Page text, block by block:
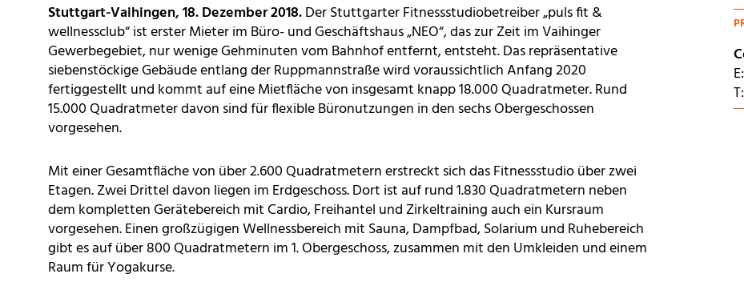
Stuttgart-Vaihingen, 18. Dezember 2018.Der Stuttgarter Fitnessstudiobetreiber „puls fit &
wellnessclub“ ist erster Mieter im Büro- und Geschäftshaus „NEO“, das zur Zeit im Vaihinger
Gewerbegebiet, nur wenige Gehminuten vom Bahnhof entfernt, entsteht. Das repräsentative
siebenstöckige Gebäude entlang der Ruppmannstraße wird voraussichtlich Anfang 2020
fertiggestellt und kommt auf eine Mietfläche von insgesamt knapp 18.000 Quadratmeter. Rund
15.000 Quadratmeter davon sind für flexible Büronutzungen in den sechs Obergeschossen
vorgesehen.
Mit einer Gesamtfläche von über 2.600 Quadratmetern erstreckt sich das Fitnessstudio über zwei
Etagen. Zwei Drittel davon liegen im Erdgeschoss. Dort ist auf rund 1.830 Quadratmetern neben
dem kompletten Gerätebereich mit Cardio, Freihantel und Zirkeltraining auch ein Kursraum
vorgesehen. Einen großzügigen Wellnessbereich mit Sauna, Dampfbad, Solarium und Ruhebereich
gibt es auf über 800 Quadratmetern im 1. Obergeschoss, zusammen mit den Umkleiden und einem
Raum für Yogakurse.
E:
T: